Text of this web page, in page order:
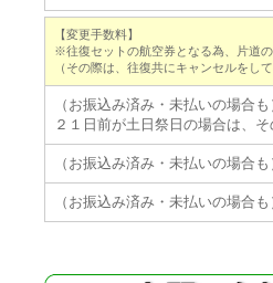
【変更手数料】
※往復セットの航空券となる為、片道
（その際は、往復共にキャンセルをし
（お振込み済み・未払いの場合
２１日前が土日祭日の場合は、
（お振込み済み・未払いの場合
（お振込み済み・未払いの場合